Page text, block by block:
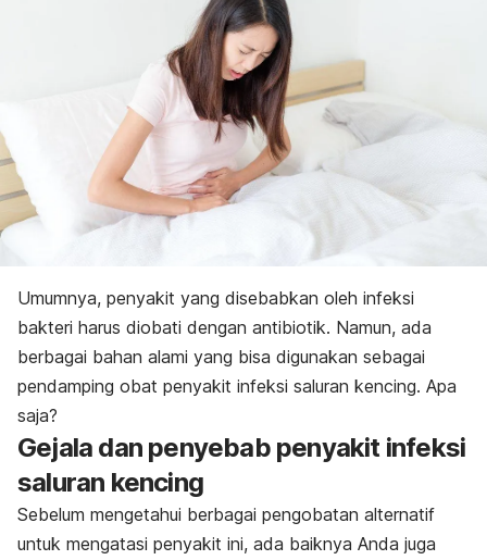
Umumnya, penyakit yang disebabkan oleh infeksi
bakteri harus diobati dengan antibiotik. Namun, ada
berbagai bahan alami yang bisa digunakan sebagai
pendamping obat penyakit infeksi saluran kencing. Apa
saja?
Gejala dan penyebab penyakit infeksi
saluran kencing
Sebelum mengetahui berbagai pengobatan alternatif
untuk mengatasi penyakit ini, ada baiknya Anda juga